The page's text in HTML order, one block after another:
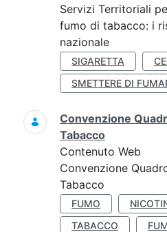
Servizi Territoriali
fumo di tabacco: i
nazionale
SIGARETTA
SMETTERE DI
Convenzione
Tabacco
Contenuto Web
Convenzione
Tabacco
FUMO
TABACCO